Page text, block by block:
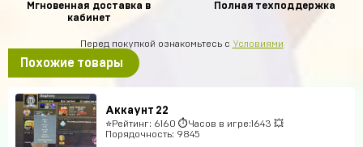
Мгновенная доставка в
кабинет
Полная техподдержка
Перед покупкой ознакомьтесь с Условиями
Похожие товары
Аккаунт 22
⭐️Рейтинг: 6160 ⏱Часов в игре:1643 💥
Порядочность: 9845